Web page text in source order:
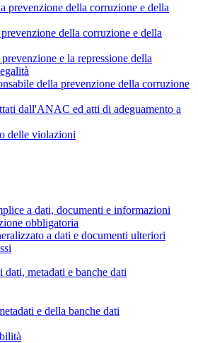
prevenzione della corruzione e della
della corruzione e della
e la repressione della
della prevenzione della corruzione
dall'ANAC ed atti di adeguamento a
delle violazioni
a dati, documenti e informazioni
obbligatoria
a dati e documenti ulteriori
metadati e banche dati
e della banche dati